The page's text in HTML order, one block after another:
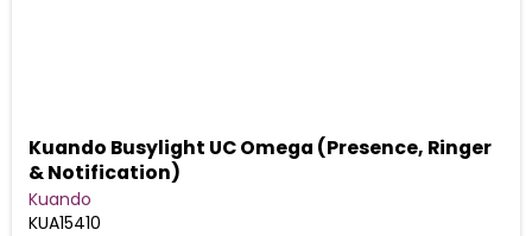
Kuando Busylight UC Omega (Presence, Ringer
& Notification)
Kuando
KUA15410